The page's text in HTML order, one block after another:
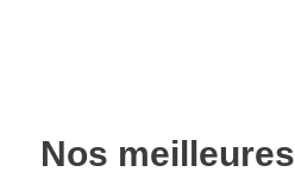
Nos meilleures